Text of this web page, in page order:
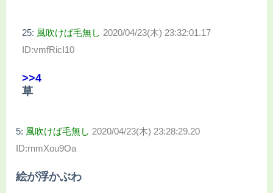
25: 風吹けば毛無し 2020/04/23(木) 23:32:01.17
ID:vmfRicI10
>>4
草
5: 風吹けば毛無し 2020/04/23(木) 23:28:29.20
ID:rnmXou9Oa
絵が浮かぶわ